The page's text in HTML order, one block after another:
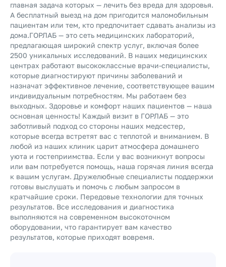
главная задача которых — лечить без вреда для здоровья.
А бесплатный выезд на дом пригодится маломобильным
пациентам или тем, кто предпочитает сдавать анализы из
дома.ГОРЛАБ — это сеть медицинских лабораторий,
предлагающая широкий спектр услуг, включая более
2500 уникальных исследований. В наших медицинских
центрах работают высококлассные врачи-специалисты,
которые диагностируют причины заболеваний и
назначат эффективное лечение, соответствующее вашим
индивидуальным потребностям. Мы работаем без
выходных. Здоровье и комфорт наших пациентов — наша
основная ценность! Каждый визит в ГОРЛАБ — это
заботливый подход со стороны наших медсестер,
которые всегда встретят вас с теплотой и вниманием. В
любой из наших клиник царит атмосфера домашнего
уюта и гостеприимства. Если у вас возникнут вопросы
или вам потребуется помощь, наша горячая линия всегда
к вашим услугам. Дружелюбные специалисты поддержки
готовы выслушать и помочь с любым запросом в
кратчайшие сроки. Передовые технологии для точных
результатов. Все исследования и диагностика
выполняются на современном высокоточном
оборудовании, что гарантирует вам качество
результатов, которые приходят вовремя.